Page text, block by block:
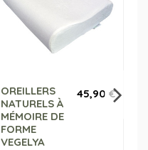
OREILLERS
NATURELS À
MÉMOIRE DE
FORME
VEGELYA
45,90 €